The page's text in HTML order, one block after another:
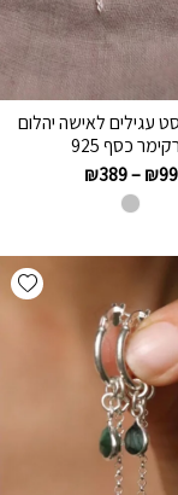
עגילים לאישה יהלום
כסף 925
₪99
–
₪389